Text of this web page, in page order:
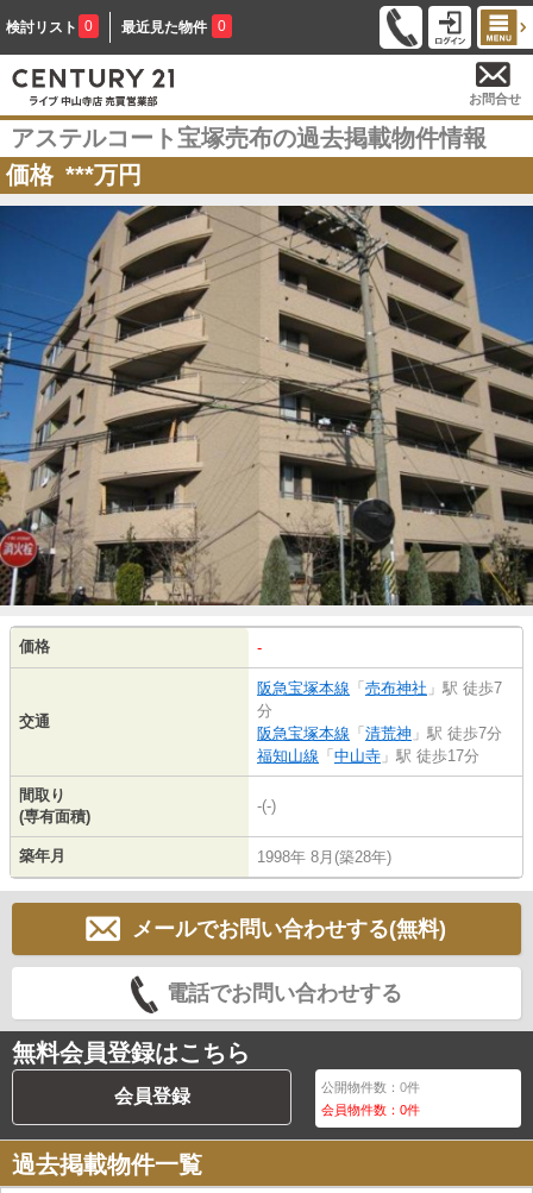
検討リスト 0 最近見た物件 0
お問合せ
アステルコート宝塚売布の過去掲載物件情報
価格 ***万円
価格 -
交通
阪急宝塚本線 「 売布神社 」駅 徒歩7
分
阪急宝塚本線 「 清荒神 」駅 徒歩7分
福知山線 「 中山寺 」駅 徒歩17分
間取り
(専有面積)
-(-)
築年月 1998年 8月(築28年)
メールでお問い合わせする(無料)
電話でお問い合わせする
無料会員登録はこちら
会員登録 公開物件数：0件
会員物件数：0件
過去掲載物件一覧